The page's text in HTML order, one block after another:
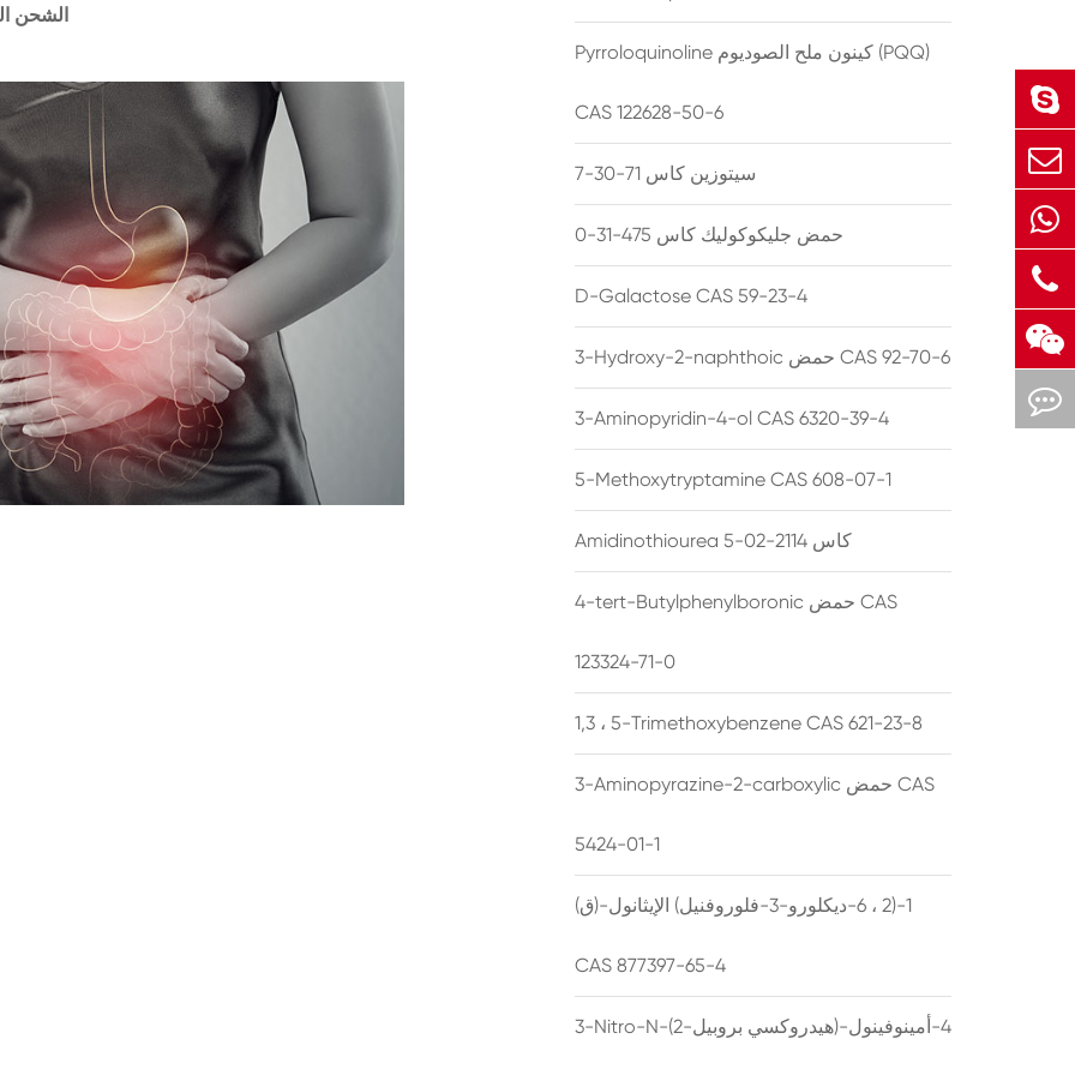
الشحن
Pyrroloquinoline كينون ملح الصوديوم (PQQ)
CAS 122628-50-6
سيتوزين كاس 71-30-7
حمض جليكوكوليك كاس 475-31-0
D-Galactose CAS 59-23-4
3-Hydroxy-2-naphthoic حمض CAS 92-70-6
3-Aminopyridin-4-ol CAS 6320-39-4
5-Methoxytryptamine CAS 608-07-1
Amidinothiourea كاس 2114-02-5
4-tert-Butylphenylboronic حمض CAS
123324-71-0
1,3 ، 5-Trimethoxybenzene CAS 621-23-8
3-Aminopyrazine-2-carboxylic حمض CAS
5424-01-1
(ق)-1-(2 ، 6-ديكلورو-3-فلوروفنيل) الإيثانول
CAS 877397-65-4
3-Nitro-N-(2-هيدروكسي بروبيل)-4-أمينوفينول